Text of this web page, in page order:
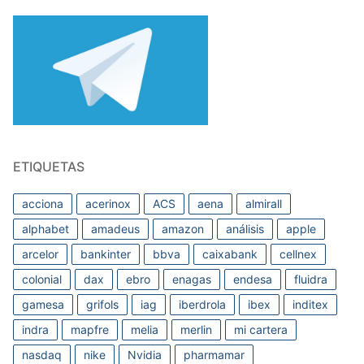
ETIQUETAS
acciona acerinox ACS aena
almirall
alphabet
amadeus amazon análisis
apple
arcelor
bankinter bbva caixabank
cellnex
colonial
dax ebro enagas endesa
fluidra
gamesa
grifols iag iberdrola ibex
inditex
indra
mapfre melia merlin
mi cartera
nasdaq
nike Nvidia pharmamar